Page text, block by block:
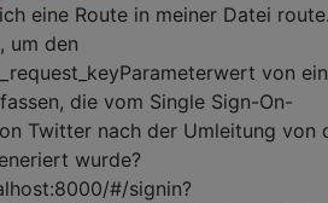
eine Route in meiner Datei
um den
von
die vom Single Sign-On-
Twitter nach der Umleitung von
wurde?
#/signin?